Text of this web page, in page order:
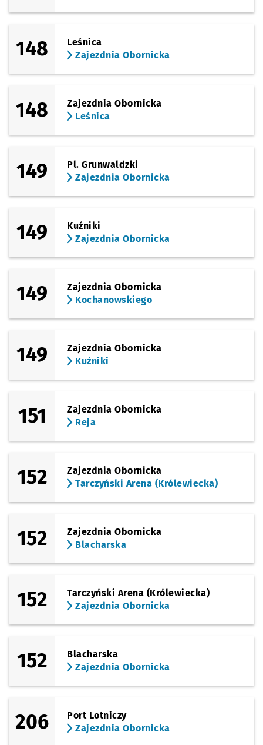
148
Leśnica
Zajezdnia Obornicka
148
Zajezdnia Obornicka
Leśnica
149
Pl. Grunwaldzki
Zajezdnia Obornicka
149
Kuźniki
Zajezdnia Obornicka
149
Zajezdnia Obornicka
Kochanowskiego
149
Zajezdnia Obornicka
Kuźniki
151
Zajezdnia Obornicka
Reja
152
Zajezdnia Obornicka
Tarczyński Arena (Królewiecka)
152
Zajezdnia Obornicka
Blacharska
152
Tarczyński Arena (Królewiecka)
Zajezdnia Obornicka
152
Blacharska
Zajezdnia Obornicka
206
Port Lotniczy
Zajezdnia Obornicka